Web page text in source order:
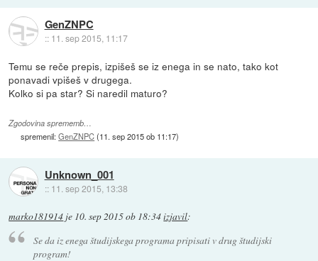
GenZNPC
:: 11. sep 2015, 11:17
Temu se reče prepis, izpišeš se iz enega in se nato, tako kot
ponavadi vpišeš v drugega.
Kolko si pa star? Si naredil maturo?
Zgodovina sprememb…
spremenil:GenZNPC(11. sep 2015 ob 11:17)
Unknown_001
:: 11. sep 2015, 13:38
marko181914 je 10. sep 2015 ob 18:34izjavil:
Se da iz enega študijskega programa pripisati v drug študijski
program!